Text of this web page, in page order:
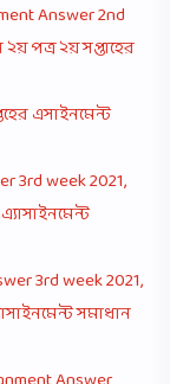
Answer 2nd
পত্র ২য় সপ্তাহের
এসাইনমেন্ট
3rd week 2021,
3rd week 2021,
সমাধান